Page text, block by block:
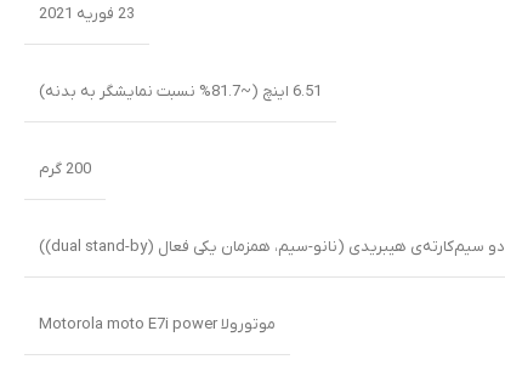
23 فوریه 2021
6.51 اینچ (~81.7% نسبت نمایشگر به بدنه)
200 گرم
دو سیم‌کارته‌ی هیبریدی (نانو-سیم، همزمان یکی فعال (dual stand-by))
موتورولا Motorola moto E7i power